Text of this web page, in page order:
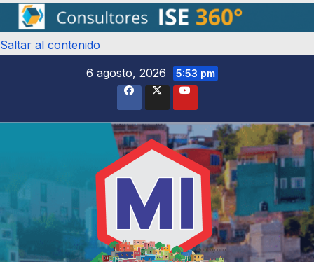
Saltar al contenido
6 agosto, 2026
5:53 pm